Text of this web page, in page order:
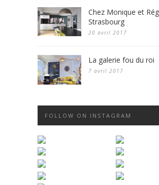
Chez Monique et
Strasbourg
20 avril 2017
La galerie fou du roi
7 avril 2017
FOLLOW ON INSTAGRAM